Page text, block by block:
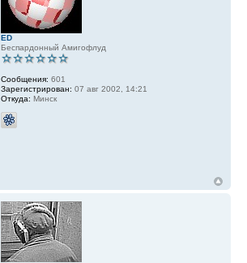
ED
Беспардонный Амигофлуд
Сообщения: 601
Зарегистрирован: 07 авг 2002, 14:21
Откуда: Минск